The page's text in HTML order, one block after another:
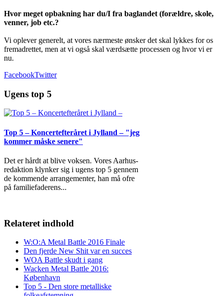
Hvor meget opbakning har du/I fra baglandet (forældre, skole,
venner, job etc.?
Vi oplever generelt, at vores nærmeste ønsker det skal lykkes for os
fremadrettet, men at vi også skal værdsætte processen og hvor vi er
nu.
FacebookTwitter
Ugens top 5
Top 5 – Koncertefteråret i Jylland – "jeg
kommer måske senere"
Det er hårdt at blive voksen. Vores Aarhus-
redaktion klynker sig i ugens top 5 gennem
de kommende arrangementer, han må ofre
på familiefaderens...
Relateret indhold
W:O:A Metal Battle 2016 Finale
Den fjerde New Shit var en succes
WOA Battle skudt i gang
Wacken Metal Battle 2016:
København
Top 5 - Den store metalliske